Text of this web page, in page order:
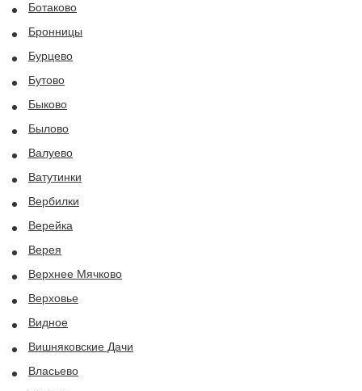
Ботаково
Бронницы
Бурцево
Бутово
Быково
Былово
Валуево
Ватутинки
Вербилки
Верейка
Верея
Верхнее Мячково
Верховье
Видное
Вишняковские Дачи
Власьево